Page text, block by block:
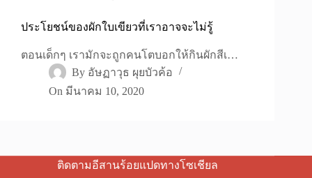
ประโยชน์ของผักใบเขียวที่เราอาจจะไม่รู้
ตอนเด็กๆ เรามักจะถูกคนโตบอกให้กินผักสีเ…
By อัษฏาวุธ ผุยบัวค้อ
On มีนาคม 10, 2020
ติดตามอีสานร้อยแปดทางโซเชียล